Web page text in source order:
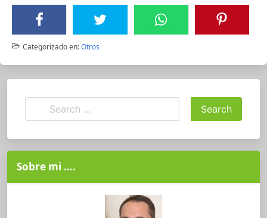
Categorizado en:Otros
Sobre mi ….